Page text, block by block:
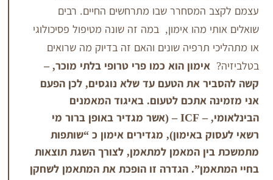
המסחרר שבו מתרחשים החיים. רבים
מהו אימון, במה זה שונה מטיפול פסיכולוגי
תרפיה שונים והאם זה בדיוק מה שרואים
אימון הוא כמו פרי טרופי בלתי מוכר, –
את הטעם עד שלא נוגסים, לכן הפעם
אתכם לטעום. באיגוד המאמנים
הבינלאומי, – ICF – (אשר מגדיר באופן ברור מי
באימון), מגדירים אימון כ “שותפות
המאמן למתאמן, לצורך השגת תוצאות
הגדרה זו הופכת את המתאמן לשחקן